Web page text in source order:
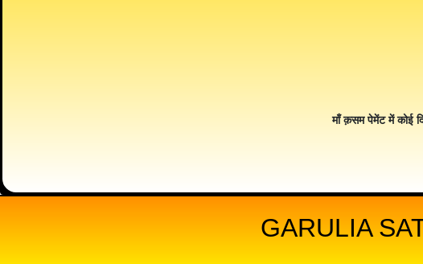
माँ क़सम पेमेंट में कोई
GARULIA